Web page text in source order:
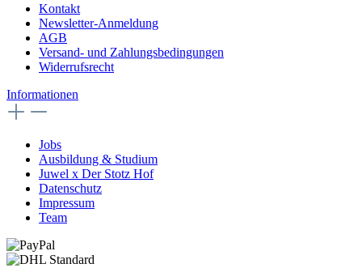
Kontakt
Newsletter-Anmeldung
AGB
Versand- und Zahlungsbedingungen
Widerrufsrecht
Informationen
Jobs
Ausbildung & Studium
Juwel x Der Stotz Hof
Datenschutz
Impressum
Team